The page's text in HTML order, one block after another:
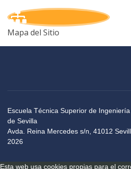
Mapa del Sitio
Escuela Técnica Superior de
de Sevilla
Avda. Reina Mercedes s/n, 41012
2026
Esta web usa cookies propias para el